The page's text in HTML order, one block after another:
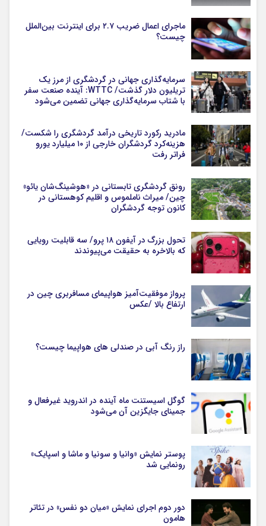
ماجرای اعمال ضریب ۲.۷ برای اینترنت بین‌الملل
چیست؟
سرمایه‌گذاری جهانی در گردشگری از مرز یک
تریلیون دلار گذشت/ WTTC: آینده صنعت سفر
با شتاب سرمایه‌گذاری جهانی تضمین می‌شود
مادرید رکورد تاریخی درآمد گردشگری را شکست/
هزینه‌کرد گردشگران خارجی از ۱۰ میلیارد یورو
فراتر رفت
رونق گردشگری تابستانی در «هوشینگ‌شان یائو»
چین/ میراث ناملموس و اقلیم کوهستانی در
کانون توجه گردشگران
تحول بزرگ در آیفون ۱۸ پرو/ سه قابلیت رویایی
که بالاخره به حقیقت می‌پیوندند
پرواز موفقیت‌آمیز هواپیمای مسافربری چین در
ارتفاع بالا /عکس
راز رنگ آبی در صندلی های هواپیما چیست؟
گوگل اسیستنت ماه آینده در اندروید غیرفعال و
جمینای جایگزین آن می‌شود
پوستر نمایش «وانیا و سونیا و ماشا و اسپایک»
رونمایی شد
دور دوم اجرای نمایش «میان دو نفس» در تئاتر
هامون